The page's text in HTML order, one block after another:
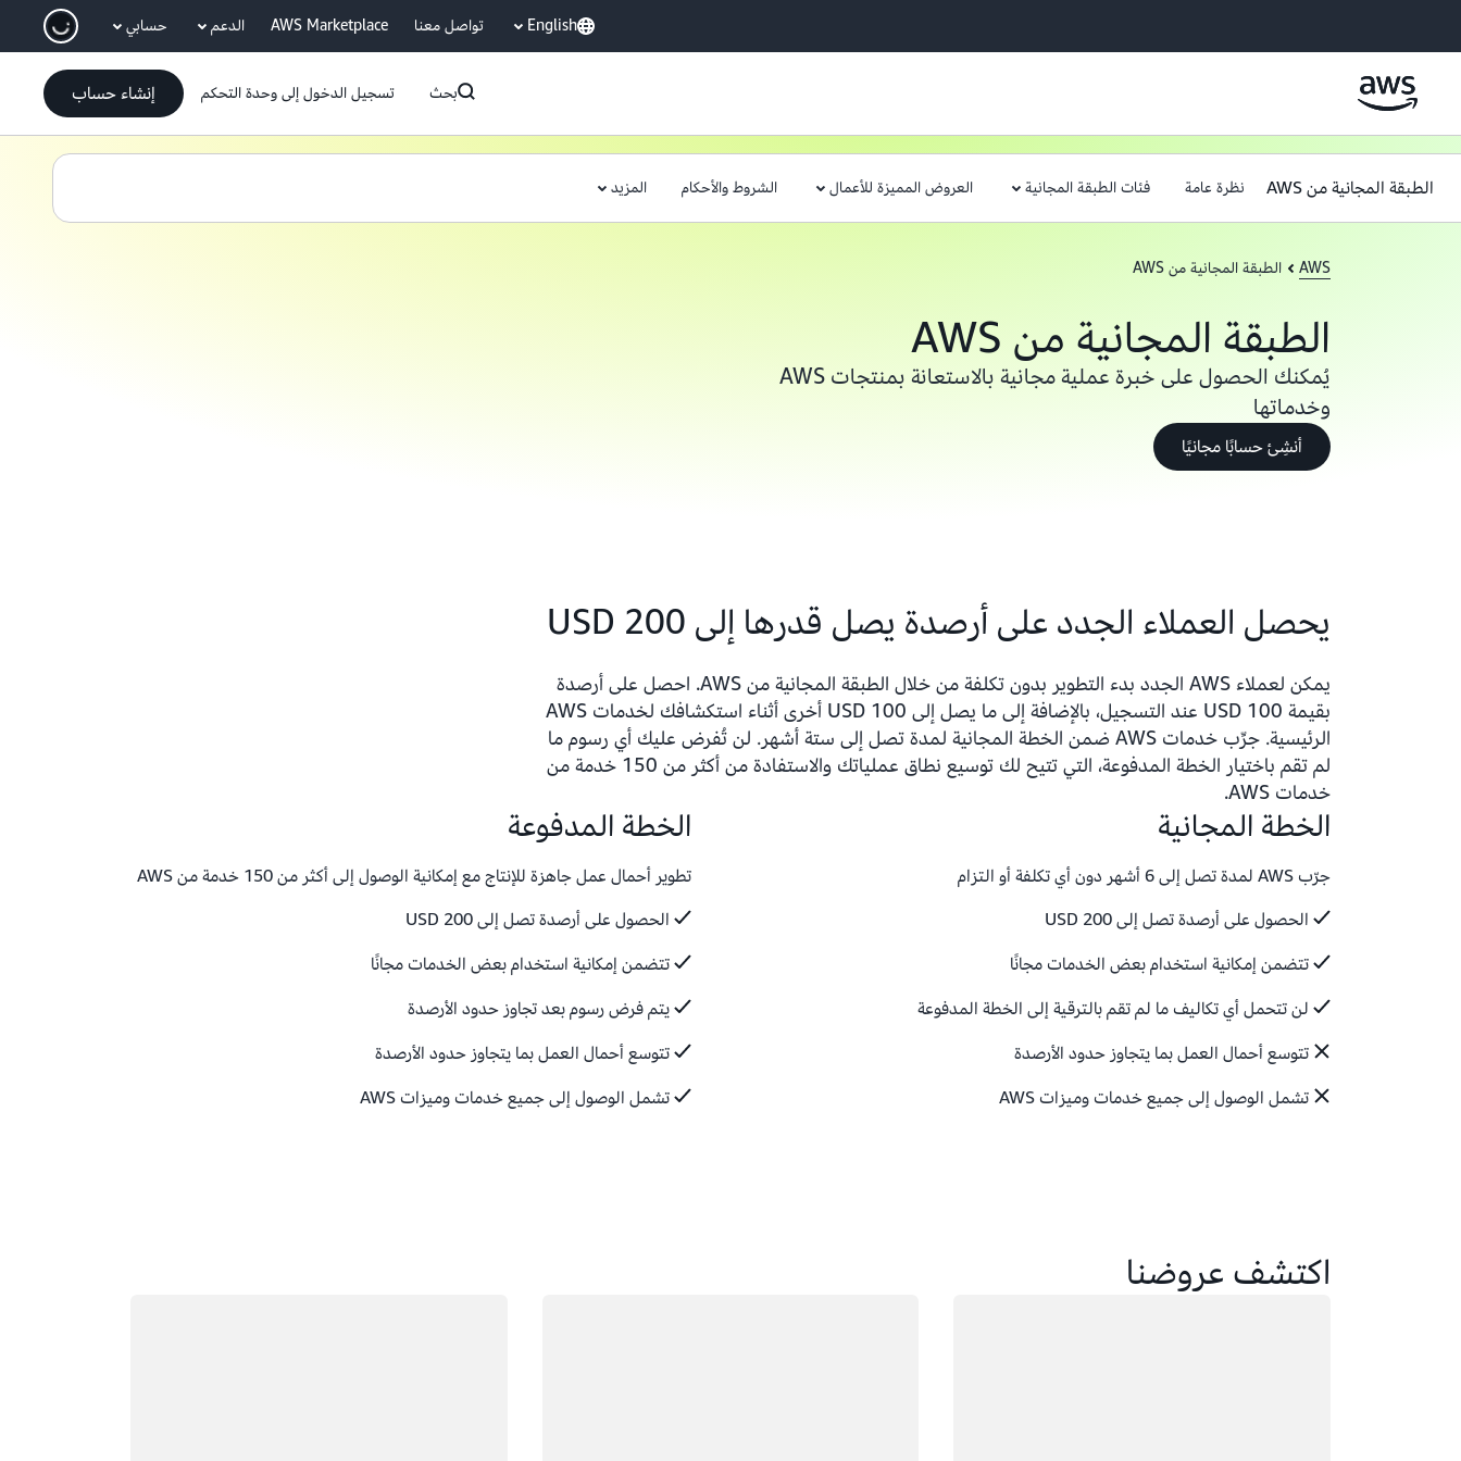
انتقل إلى المحتوى الرئيسي English تواصل معنا AWS Marketplace الدعم حسابي
بحث تسجيل الدخول إلى وحدة التحكم إنشاء حساب
الطبقة المجانية من AWS نظرة عامة فئات الطبقة المجانية العروض المميزة للأعمال الشروط والأحكام المزيد
AWS الطبقة المجانية من AWS
الطبقة المجانية من AWS
يُمكنك الحصول على خبرة عملية مجانية بالاستعانة بمنتجات AWS
وخدماتها
أنشِئ حسابًا مجانيًا
يحصل العملاء الجدد على أرصدة يصل قدرها إلى 200 USD
يمكن لعملاء AWS الجدد بدء التطوير بدون تكلفة من خلال الطبقة المجانية من AWS. احصل على أرصدة
بقيمة 100 USD عند التسجيل، بالإضافة إلى ما يصل إلى 100 USD أخرى أثناء استكشافك لخدمات AWS
الرئيسية. جرِّب خدمات AWS ضمن الخطة المجانية لمدة تصل إلى ستة أشهر. لن تُفرض عليك أي رسوم ما
لم تقم باختيار الخطة المدفوعة، التي تتيح لك توسيع نطاق عملياتك والاستفادة من أكثر من 150 خدمة من
خدمات AWS.
الخطة المجانية
جرّب AWS لمدة تصل إلى 6 أشهر دون أي تكلفة أو التزام
الحصول على أرصدة تصل إلى 200 USD
تتضمن إمكانية استخدام بعض الخدمات مجانًا
لن تتحمل أي تكاليف ما لم تقم بالترقية إلى الخطة المدفوعة
تتوسع أحمال العمل بما يتجاوز حدود الأرصدة
تشمل الوصول إلى جميع خدمات وميزات AWS
الخطة المدفوعة
تطوير أحمال عمل جاهزة للإنتاج مع إمكانية الوصول إلى أكثر من 150 خدمة من AWS
الحصول على أرصدة تصل إلى 200 USD
تتضمن إمكانية استخدام بعض الخدمات مجانًا
يتم فرض رسوم بعد تجاوز حدود الأرصدة
تتوسع أحمال العمل بما يتجاوز حدود الأرصدة
تشمل الوصول إلى جميع خدمات وميزات AWS
اكتشف عروضنا